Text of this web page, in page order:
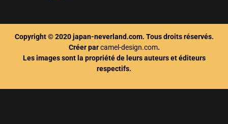
Copyright © 2020 japan-neverland.com. Tous droits réservés.
Créer parcamel-design.com.
Les images sont la propriété de leurs auteurs et éditeurs
respectifs.